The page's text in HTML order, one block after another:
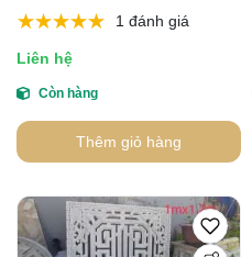
1 đánh giá
Liên hệ
Còn hàng
Thêm giỏ hàng